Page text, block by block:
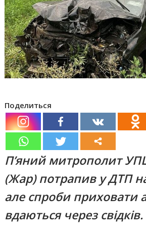
Поделиться
П’яний митрополит
(Жар) потрапив у ДТП
але спроби приховати
вдаються через свідків.